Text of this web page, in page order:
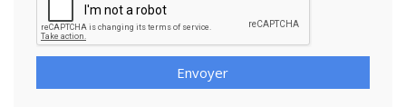
Envoyer